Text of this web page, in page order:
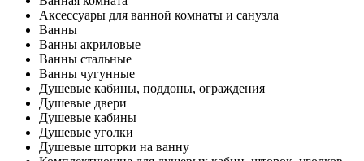
Аксессуары для ванной комнаты и санузла
Ванны
Ванны акриловые
Ванны стальные
Ванны чугунные
Душевые кабины, поддоны, ограждения
Душевые двери
Душевые кабины
Душевые уголки
Душевые шторки на ванну